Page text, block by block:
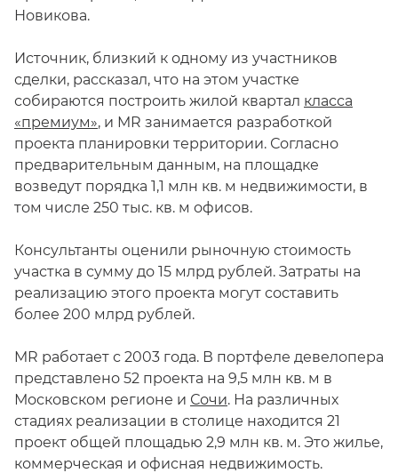
Новикова.
Источник, близкий к одному из участников
сделки, рассказал, что на этом участке
собираются построить жилой квартал класса
«премиум», и MR занимается разработкой
проекта планировки территории. Согласно
предварительным данным, на площадке
возведут порядка 1,1 млн кв. м недвижимости, в
том числе 250 тыс. кв. м офисов.
Консультанты оценили рыночную стоимость
участка в сумму до 15 млрд рублей. Затраты на
реализацию этого проекта могут составить
более 200 млрд рублей.
MR работает с 2003 года. В портфеле девелопера
представлено 52 проекта на 9,5 млн кв. м в
Московском регионе и Сочи. На различных
стадиях реализации в столице находится 21
проект общей площадью 2,9 млн кв. м. Это жилье,
коммерческая и офисная недвижимость.